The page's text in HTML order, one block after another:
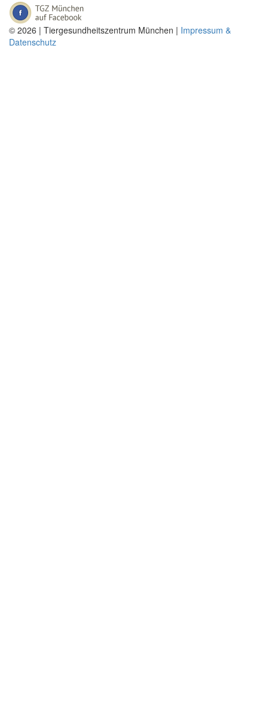
© 2026 | Tiergesundheitszentrum München | Impressum &
Datenschutz